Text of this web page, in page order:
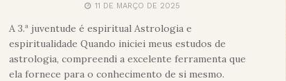
11 DE MARÇO DE 2025
A 3.ª juventude é espiritual Astrologia e
espiritualidade Quando iniciei meus estudos de
astrologia, compreendi a excelente ferramenta que
ela fornece para o conhecimento de si mesmo.